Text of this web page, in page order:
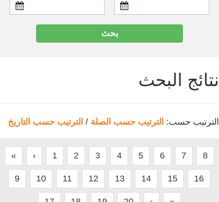
نتائج البحث
الترتيب حسب: الترتيب حسب الصلة / الترتيب حسب التاريخ
« ‹ 1 2 3 4 5 6 7 8
9 10 11 12 13 14 15 16